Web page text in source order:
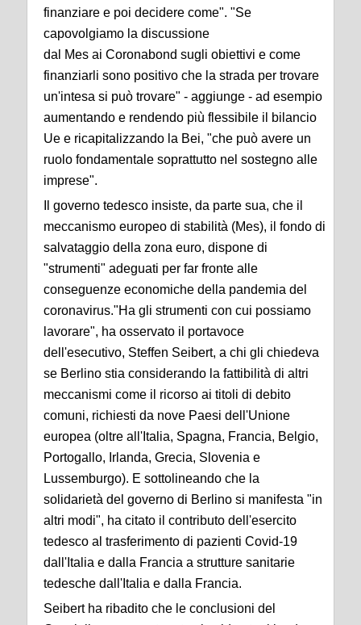
finanziare e poi decidere come". "Se
capovolgiamo la discussione
dal Mes ai Coronabond sugli obiettivi e come
finanziarli sono positivo che la strada per trovare
un'intesa si può trovare" - aggiunge - ad esempio
aumentando e rendendo più flessibile il bilancio
Ue e ricapitalizzando la Bei, "che può avere un
ruolo fondamentale soprattutto nel sostegno alle
imprese".
Il governo tedesco insiste, da parte sua, che il
meccanismo europeo di stabilità (Mes), il fondo di
salvataggio della zona euro, dispone di
"strumenti" adeguati per far fronte alle
conseguenze economiche della pandemia del
coronavirus."Ha gli strumenti con cui possiamo
lavorare", ha osservato il portavoce
dell'esecutivo, Steffen Seibert, a chi gli chiedeva
se Berlino stia considerando la fattibilità di altri
meccanismi come il ricorso ai titoli di debito
comuni, richiesti da nove Paesi dell'Unione
europea (oltre all'Italia, Spagna, Francia, Belgio,
Portogallo, Irlanda, Grecia, Slovenia e
Lussemburgo). E sottolineando che la
solidarietà del governo di Berlino si manifesta "in
altri modi", ha citato il contributo dell'esercito
tedesco al trasferimento di pazienti Covid-19
dall'Italia e dalla Francia a strutture sanitarie
tedesche dall'Italia e dalla Francia.
Seibert ha ribadito che le conclusioni del